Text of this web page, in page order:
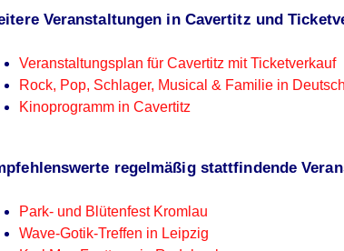
Veranstaltungen in Cavertitz und
Veranstaltungsplan für Cavertitz mit Ticketverkauf
Rock, Pop, Schlager, Musical & Familie in
Kinoprogramm in Cavertitz
regelmäßig stattfindende
Park- und Blütenfest Kromlau
Wave-Gotik-Treffen in Leipzig